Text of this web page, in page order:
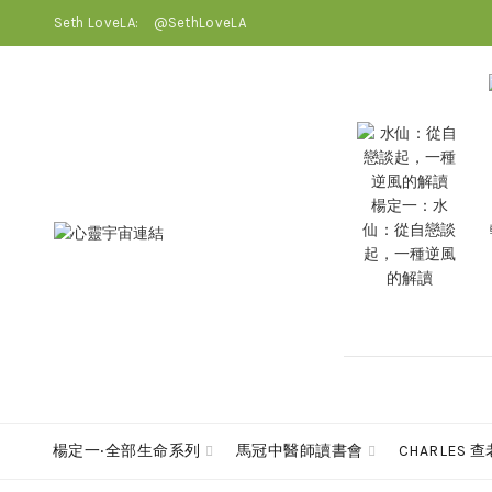
Seth LoveLA: @SethLoveLA
楊定一：水
仙：從自戀談
起，一種逆風
的解讀
楊定一‧全部生命系列 馬冠中醫師讀書會 CHARLES 查